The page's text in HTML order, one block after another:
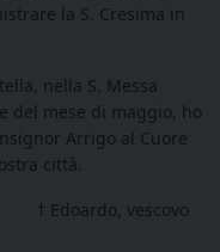
la S. Cresima in
nella S. Messa
del mese di maggio, ho
Arrigo al Cuore
città.
† Edoardo, vescovo